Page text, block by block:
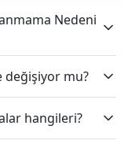
Nedeni
değişiyor mu?
hangileri?